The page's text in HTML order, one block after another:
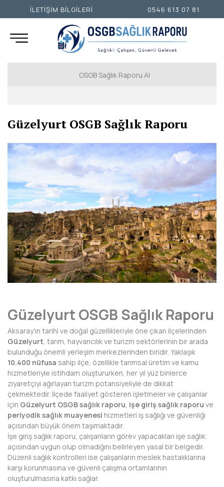
OSGB Sağlık Raporu Al
İSTANBUL ANADOLU YAKASI
ANKARA
ADANA
ADIYAMAN
AFYONKARAHİSAR
AĞRI
AKSARAY
ANTALYA
ARDAHAN
ARTVİN
AYDIN
BALIKESİR
BARTIN
BATMAN
BAYBURT
BİLECİK
Güzelyurt OSGB Sağlık Raporu
Güzelyurt OSGB Sağlık Raporu
Aksaray'ın tarihi ve doğal güzellikleriyle öne çıkan ilçelerinden
Güzelyurt , tarım, hayvancılık ve turizm sektörlerinin bir arada
bulunduğu önemli yerleşim merkezlerinden biridir. Yaklaşık
10.400 nüfusa sahip ilçe, özellikle tarımsal üretim ve kamu
hizmetleriyle istihdam oluştururken, her yıl yüz binlerce
ziyaretçiyi ağırlayan turizm potansiyeliyle de dikkat
çekmektedir. İlçede faaliyet gösteren işletmeler ve çalışanlar
için Güzelyurt OSGB sağlık raporu işe giriş sağlık raporu ve
periyodik sağlık muayenesi hizmetleri iş sağlığı ve güvenliği
açısından büyük önem taşımaktadır.
İşe giriş sağlık raporu, çalışanların görev yapacakları işe sağlık
açısından uygun olup olmadığını belirleyen yasal bir belgedir.
Düzenli sağlık kontrolleri ise çalışanların meslek hastalıklarına
karşı korunmasına ve güvenli çalışma ortamlarının
oluşturulmasına katkı sağlar.
İLETİŞİM BİLGİLERİ 0546 613 07 81